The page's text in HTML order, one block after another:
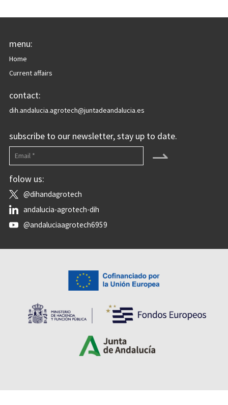
menu:
Home
Current affairs
contact:
dih.andalucia.agrotech@juntadeandalucia.es
subscribe to our newsletter, stay up to date.
⇀
folow us:
@dihandagrotech
andalucia-agrotech-dih
@andaluciaagrotech6959